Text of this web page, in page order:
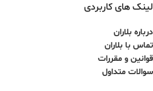
لینک های کاربردی
درباره بلاران
تماس با بلاران
قوانین و مقررات
سوالات متداول